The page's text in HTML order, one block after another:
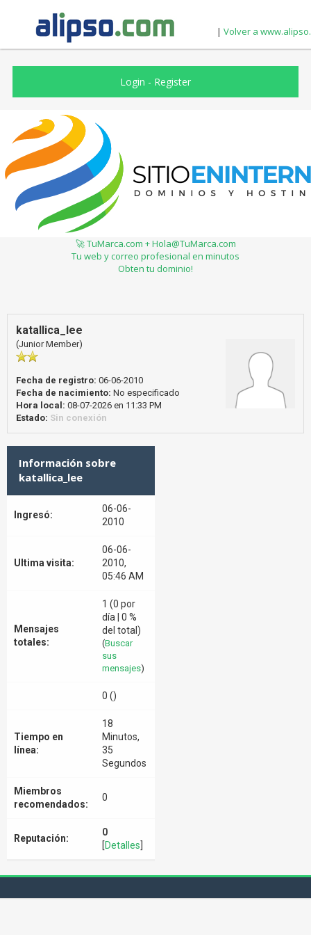
| Volver a
Login - Register
🚀 TuMarca.com + Hola@TuMarca.com
Tu web y correo profesional en minutos
Obten tu dominio!
katallica_lee
(Junior Member)
Fecha de registro: 06-06-2010
Fecha de nacimiento: No especificado
Hora local: 08-07-2026 en 11:33 PM
Estado: Sin conexión
Información sobre
katallica_lee
Ingresó:
06-06-
2010
Ultima visita:
06-06-
2010,
05:46 AM
Mensajes
totales:
1 (0 por
día | 0 %
del total)
(Buscar
sus
mensajes)
0 ()
Tiempo en
línea:
18
Minutos,
35
Segundos
Miembros
recomendados:
0
Reputación:
0
[Detalles